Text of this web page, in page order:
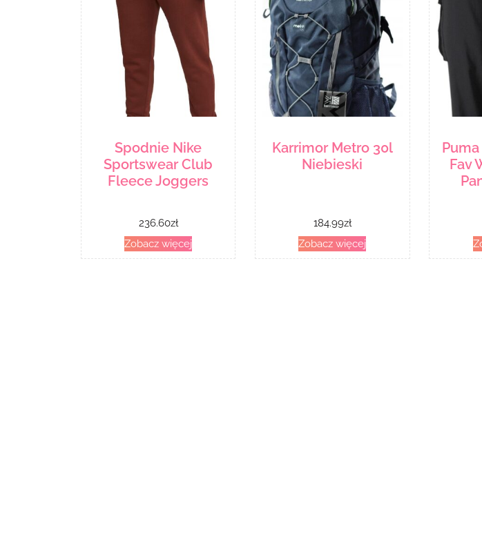
Spodnie Nike
Sportswear Club
Fleece Joggers
236.60zł
Zobacz więcej
Karrimor Metro 30l
Niebieski
184.99zł
Zobacz więcej
Fav